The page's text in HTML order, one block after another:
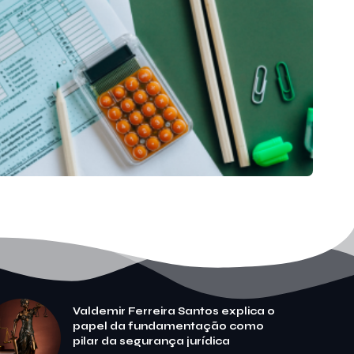
Valdemir Ferreira Santos explica o
papel da fundamentação como
pilar da segurança jurídica